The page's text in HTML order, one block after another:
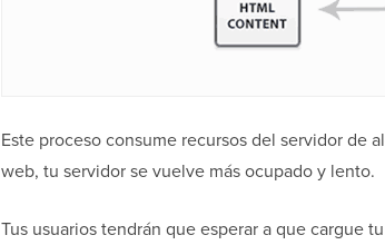
Este proceso consume recursos del servidor de
web, tu servidor se vuelve más ocupado y lento.
Tus usuarios tendrán que esperar a que cargue